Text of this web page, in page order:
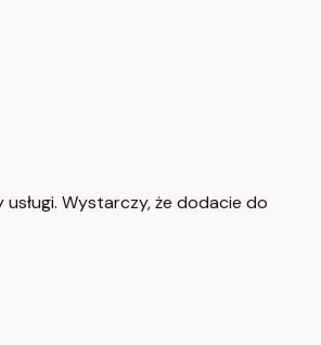
Wystarczy, że dodacie do